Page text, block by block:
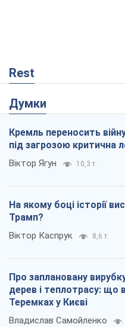
Rest
Думки
Кремль переносить
під загрозою критична
Віктор Ягун 10,3 т.
На якому боці історії
Трамп?
Віктор Каспрук 8,6 т.
Про заплановану
дерев і теплотрасу: що
Теремках у Києві
Владислав Самойленко